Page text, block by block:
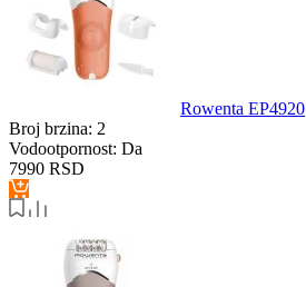
Rowenta EP4920
Broj brzina: 2
Vodootpornost: Da
7990 RSD